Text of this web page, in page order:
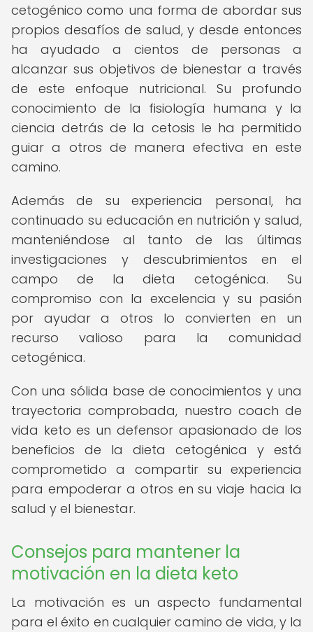
cetogénico como una forma de abordar sus
propios desafíos de salud, y desde entonces
ha ayudado a cientos de personas a
alcanzar sus objetivos de bienestar a través
de este enfoque nutricional. Su profundo
conocimiento de la fisiología humana y la
ciencia detrás de la cetosis le ha permitido
guiar a otros de manera efectiva en este
camino.
Además de su experiencia personal, ha
continuado su educación en nutrición y salud,
manteniéndose al tanto de las últimas
investigaciones y descubrimientos en el
campo de la dieta cetogénica. Su
compromiso con la excelencia y su pasión
por ayudar a otros lo convierten en un
recurso valioso para la comunidad
cetogénica.
Con una sólida base de conocimientos y una
trayectoria comprobada, nuestro coach de
vida keto es un defensor apasionado de los
beneficios de la dieta cetogénica y está
comprometido a compartir su experiencia
para empoderar a otros en su viaje hacia la
salud y el bienestar.
Consejos para mantener la
motivación en la dieta keto
La motivación es un aspecto fundamental
para el éxito en cualquier camino de vida, y la